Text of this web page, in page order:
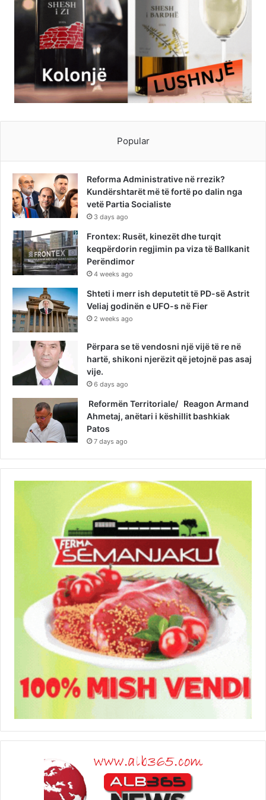
Popular
Reforma Administrative në rrezik?
Kundërshtarët më të fortë po dalin nga
vetë Partia Socialiste
3 days ago
Frontex: Rusët, kinezët dhe turqit
keqpërdorin regjimin pa viza të Ballkanit
Perëndimor
4 weeks ago
Shteti i merr ish deputetit të PD-së Astrit
Veliaj godinën e UFO-s në Fier
2 weeks ago
Përpara se të vendosni një vijë të re në
hartë, shikoni njerëzit që jetojnë pas asaj
vije.
6 days ago
Reformën Territoriale/ Reagon Armand
Ahmetaj, anëtari i këshillit bashkiak
Patos
7 days ago